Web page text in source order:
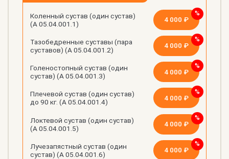
Коленный сустав (один сустав)
(А 05.04.001.1)
4 000 ₽
Тазобедренные суставы (пара
суставов) (А 05.04.001.2)
4 000 ₽
Голеностопный сустав (один
сустав) (А 05.04.001.3)
4 000 ₽
Плечевой сустав (один сустав)
до 90 кг. (А 05.04.001.4)
4 000 ₽
Локтевой сустав (один сустав)
(А 05.04.001.5)
4 000 ₽
Лучезапястный сустав (один
сустав) (А 05.04.001.6)
4 000 ₽